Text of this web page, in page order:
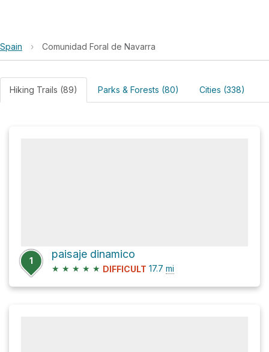
Spain › Comunidad Foral de Navarra
Hiking Trails (89) Parks & Forests (80) Cities (338)
1
paisaje dinamico
★ ★ ★ ★ ★ DIFFICULT 17.7 mi